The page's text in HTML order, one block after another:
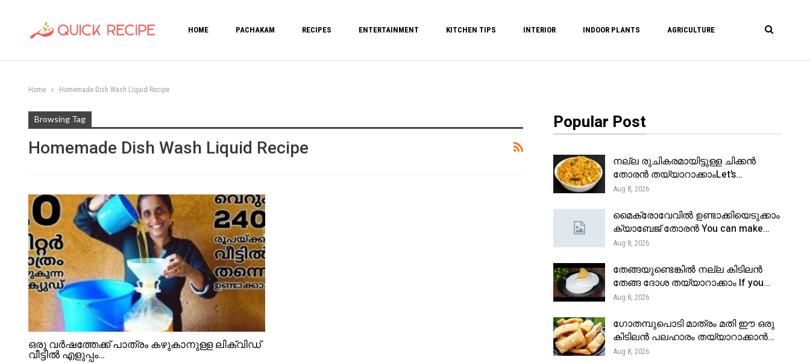
HOME PACHAKAM RECIPES ENTERTAINMENT KITCHEN TIPS INTERIOR INDOOR PLANTS AGRICULTURE
Home Homemade Dish Wash Liquid Recipe
Browsing Tag
Homemade Dish Wash Liquid Recipe
ഒരു വർഷത്തേക്ക് പാത്രം കഴുകാനുള്ള ലിക്വിഡ്
വീട്ടിൽ എളുപ്പം…
Popular Post
നല്ല രുചികരമായിട്ടുള്ള ചിക്കൻ
തോരൻ തയ്യാറാക്കാംLet’s…
Aug 8, 2026
മൈക്രോവേവിൽ ഉണ്ടാക്കിയെടുക്കാം
ക്യാബേജ് തോരൻ You can make…
Aug 8, 2026
തേങ്ങയുണ്ടെങ്കിൽ നല്ല കിടിലൻ
തേങ്ങ ദോശ തയ്യാറാക്കാം If you…
Aug 8, 2026
ഗോതമ്പുപൊടി മാത്രം മതി ഈ ഒരു
കിടിലൻ പലഹാരം തയ്യാറാക്കാൻ…
Aug 8, 2026